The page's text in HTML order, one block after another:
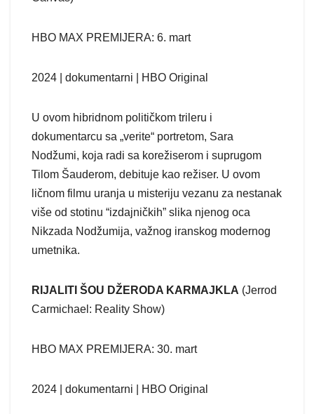
HBO MAX PREMIJERA: 6. mart
2024 | dokumentarni | HBO Original
U ovom hibridnom političkom trileru i
dokumentarcu sa „verite“ portretom, Sara
Nodžumi, koja radi sa korežiserom i suprugom
Tilom Šauderom, debituje kao režiser. U ovom
ličnom filmu uranja u misteriju vezanu za nestanak
više od stotinu “izdajničkih” slika njenog oca
Nikzada Nodžumija, važnog iranskog modernog
umetnika.
RIJALITI ŠOU DŽERODA KARMAJKLA (Jerrod
Carmichael: Reality Show)
HBO MAX PREMIJERA: 30. mart
2024 | dokumentarni | HBO Original